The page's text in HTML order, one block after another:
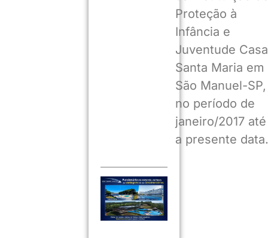
Proteção à
Infância e
Juventude Casa
Santa Maria em
São Manuel-SP,
no período de
janeiro/2017 até
a presente data.